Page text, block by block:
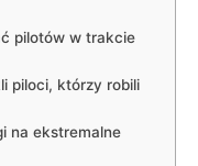
pilotów‌ w‍ trakcie
piloci, którzy robili
na ekstremalne